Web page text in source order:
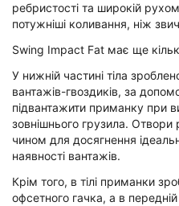
ребристості та широкій
потужніші коливання, ніж
Swing Impact Fat має ще
У нижній частині тіла
вантажів-гвоздиків, за
підвантажити приманку при
зовнішнього грузила.
чином для досягнення
наявності вантажів.
Крім того, в тілі приманки
офсетного гачка, а в